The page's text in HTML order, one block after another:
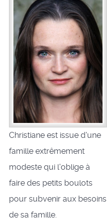
Christiane est issue d'une
famille extrêmement
modeste qui l'oblige à
faire des petits boulots
pour subvenir aux besoins
de sa famille.